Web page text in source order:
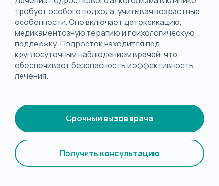
требует особого подхода, учитывая возрастные
особенности. Оно включает детоксикацию,
медикаментозную терапию и психологическую
поддержку. Подросток находится под
круглосуточным наблюдением врачей, что
обеспечивает безопасность и эффективность
лечения.
Срочный вызов врача
Получить консультацию